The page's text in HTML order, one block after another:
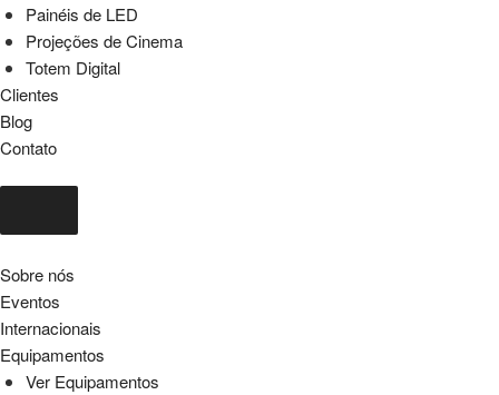
Painéis de LED
Projeções de Cinema
Totem Digital
Clientes
Blog
Contato
Sobre nós
Eventos
Internacionais
Equipamentos
Ver Equipamentos